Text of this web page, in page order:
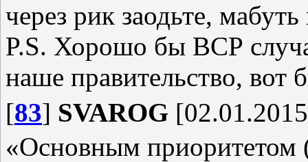
через рик заодьте,
P.S. Хорошо бы ВСР
наше правительство,
[83] SVAROG
«Основным приоритетом